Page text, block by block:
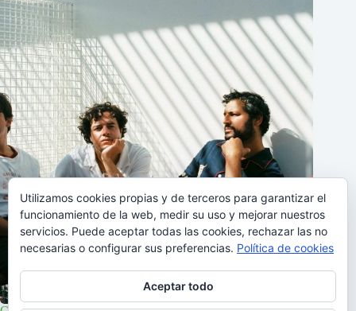
Utilizamos cookies propias y de terceros para garantizar el
funcionamiento de la web, medir su uso y mejorar nuestros
servicios. Puede aceptar todas las cookies, rechazar las no
necesarias o configurar sus preferencias. Política de cookies
Aceptar todo